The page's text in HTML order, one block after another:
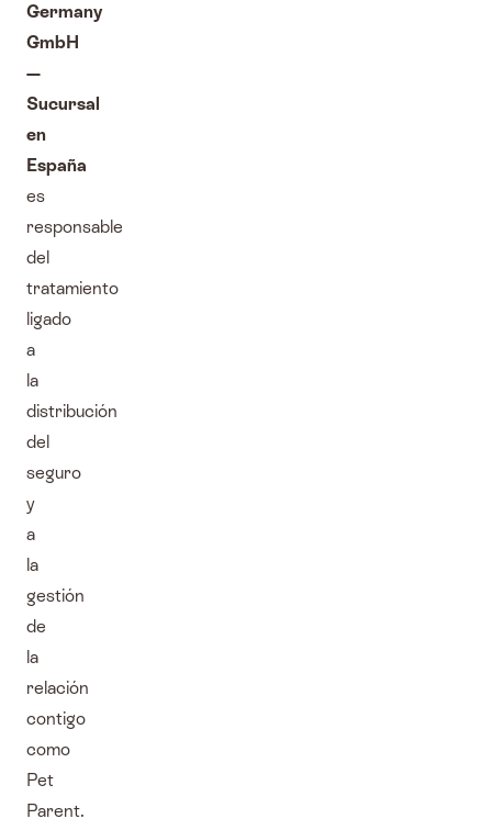
Germany
GmbH
—
Sucursal
en
España
es
responsable
del
tratamiento
ligado
a
la
distribución
del
seguro
y
a
la
gestión
de
la
relación
contigo
como
Pet
Parent.